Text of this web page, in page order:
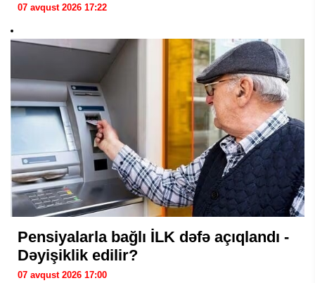
07 avqust 2026 17:22
Pensiyalarla bağlı İLK dəfə açıqlandı -
Dəyişiklik edilir?
07 avqust 2026 17:00